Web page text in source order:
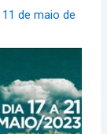
11 de maio de